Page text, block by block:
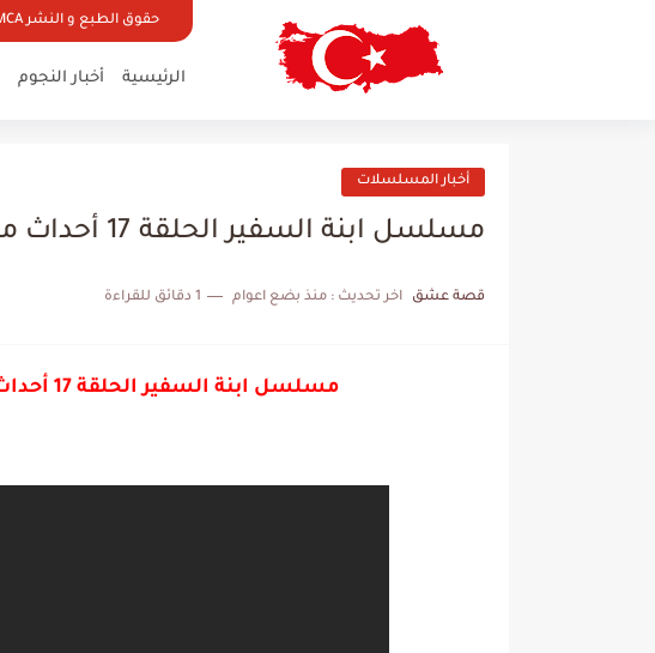
حقوق الطبع و النشر DMCA
الرئيسية أخبار النجوم
أخبار المسلسلات
مسلسل ابنة السفير الحلقة 17 أحداث مشوقة وموعد عرضها
قصة عشق اخر تحديث : منذ بضع اعوام 1 دقائق للقراءة
مسلسل ابنة السفير الحلقة 17 أحداث مشوقة وموعد عرضها